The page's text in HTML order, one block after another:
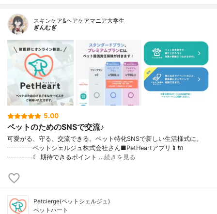
スキンケア&ヘアケアマニア大学生
ぎんむぎ
5.00
ペットのためのSNSで交流♪
可愛がる、守る、交流できる。ペット特化SNSで新しい生活様式に。
┈┈┈┈ペットシェルジュ株式会社さん■PetHeartアプリ📱🔌
┈┈┈┈☾ 期待できるポイント …続きを見る
Petcierge(ペットシェルジュ)
ペットハート